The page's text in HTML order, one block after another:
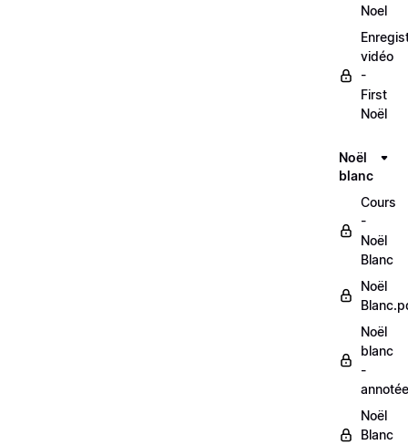
Noel
vidéo
-
First
Noël
Noël
blanc
Cours
-
Noël
Blanc
Noël
Noël
blanc
-
Noël
Blanc